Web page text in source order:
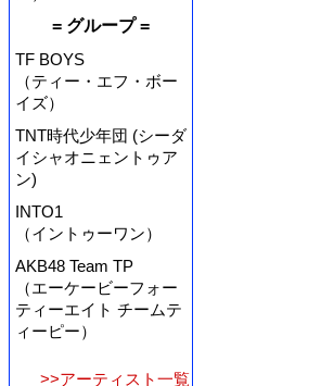
= グループ =
TF BOYS
（ティー・エフ・ボー
イズ）
TNT時代少年団 (シーダ
イシャオニェントゥア
ン)
INTO1
（イントゥーワン）
AKB48 Team TP
（エーケービーフォー
ティーエイト チームテ
ィーピー）
>>アーティスト一覧